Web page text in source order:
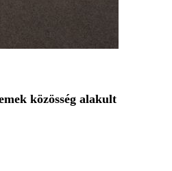
közösség alakult